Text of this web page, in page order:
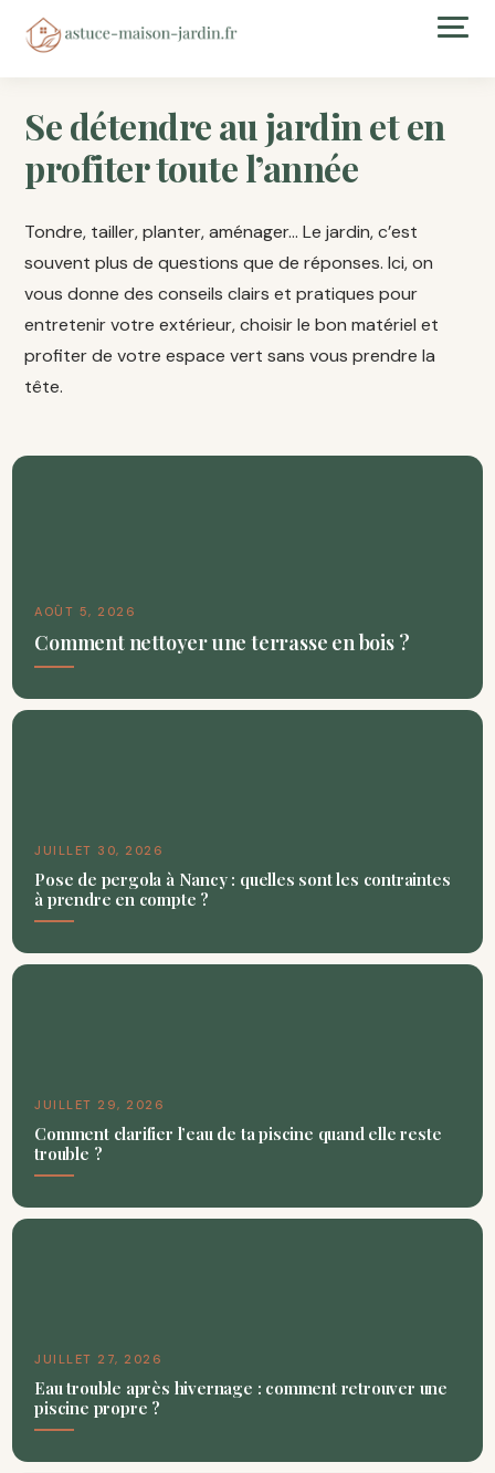
Se détendre au jardin et en
profiter toute l’année
Tondre, tailler, planter, aménager… Le jardin, c’est
souvent plus de questions que de réponses. Ici, on
vous donne des conseils clairs et pratiques pour
entretenir votre extérieur, choisir le bon matériel et
profiter de votre espace vert sans vous prendre la
tête.
AOÛT 5, 2026
Comment nettoyer une terrasse en bois ?
JUILLET 30, 2026
Pose de pergola à Nancy : quelles sont les contraintes
à prendre en compte ?
JUILLET 29, 2026
Comment clarifier l’eau de ta piscine quand elle reste
trouble ?
JUILLET 27, 2026
Eau trouble après hivernage : comment retrouver une
piscine propre ?